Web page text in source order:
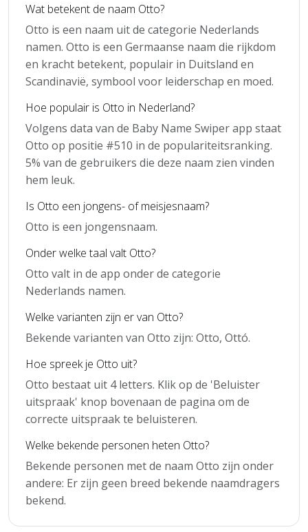
Wat betekent de naam Otto?
Otto is een naam uit de categorie Nederlands
namen. Otto is een Germaanse naam die rijkdom
en kracht betekent, populair in Duitsland en
Scandinavië, symbool voor leiderschap en moed.
Hoe populair is Otto in Nederland?
Volgens data van de Baby Name Swiper app staat
Otto op positie #510 in de populariteitsranking.
5% van de gebruikers die deze naam zien vinden
hem leuk.
Is Otto een jongens- of meisjesnaam?
Otto is een jongensnaam.
Onder welke taal valt Otto?
Otto valt in de app onder de categorie
Nederlands namen.
Welke varianten zijn er van Otto?
Bekende varianten van Otto zijn: Otto, Ottó.
Hoe spreek je Otto uit?
Otto bestaat uit 4 letters. Klik op de 'Beluister
uitspraak' knop bovenaan de pagina om de
correcte uitspraak te beluisteren.
Welke bekende personen heten Otto?
Bekende personen met de naam Otto zijn onder
andere: Er zijn geen breed bekende naamdragers
bekend.